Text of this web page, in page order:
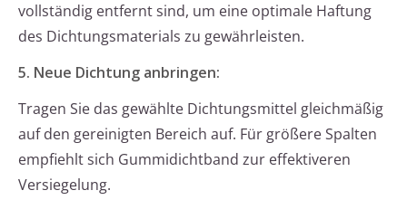
vollständig entfernt sind, um eine optimale Haftung
des Dichtungsmaterials zu gewährleisten.
5. Neue Dichtung anbringen:
Tragen Sie das gewählte Dichtungsmittel gleichmäßig
auf den gereinigten Bereich auf. Für größere Spalten
empfiehlt sich Gummidichtband zur effektiveren
Versiegelung.